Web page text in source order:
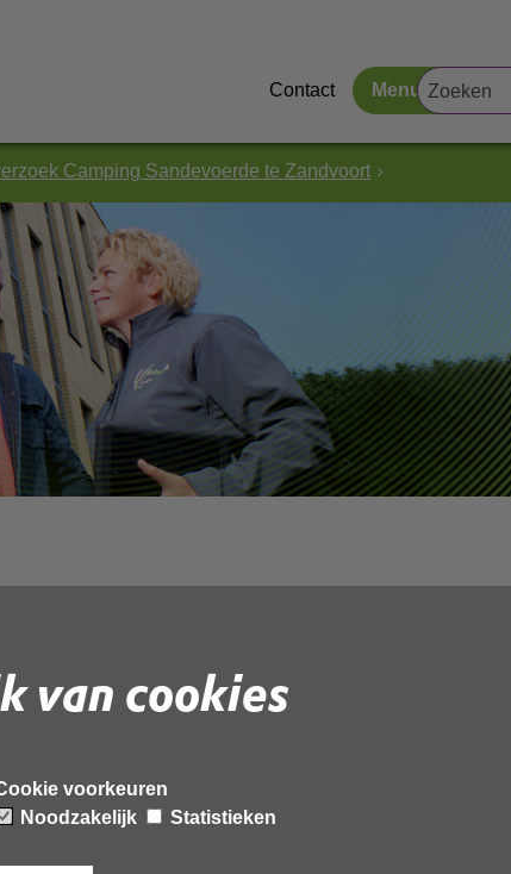
van cookies
voorkeuren
Noodzakelijk
Statistieken
Contact Menu
Camping Sandevoerde te Zandvoort